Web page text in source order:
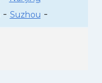
- Suzhou -